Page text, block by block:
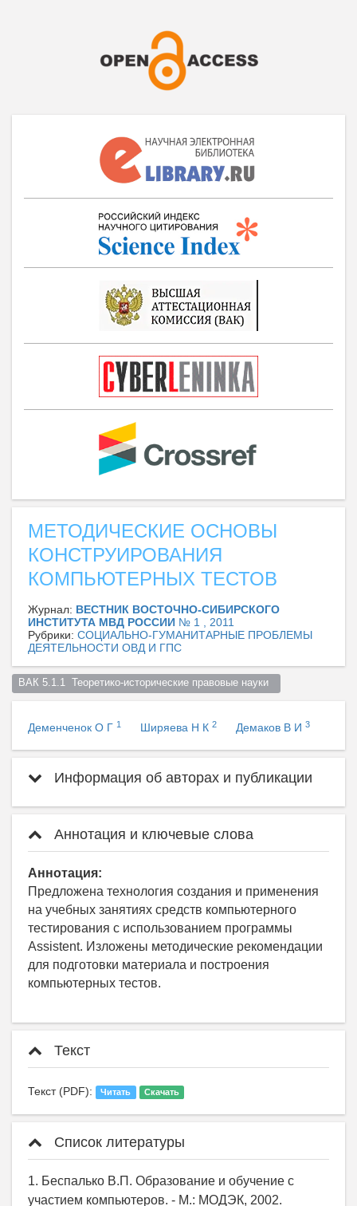
МЕТОДИЧЕСКИЕ ОСНОВЫ
КОНСТРУИРОВАНИЯ
КОМПЬЮТЕРНЫХ ТЕСТОВ
Журнал: ВЕСТНИК ВОСТОЧНО-СИБИРСКОГО
ИНСТИТУТА МВД РОССИИ № 1 , 2011
Рубрики: СОЦИАЛЬНО-ГУМАНИТАРНЫЕ ПРОБЛЕМЫ
ДЕЯТЕЛЬНОСТИ ОВД И ГПС
ВАК 5.1.1  Теоретико-исторические правовые науки
Деменченок О Г 1 Ширяева Н К 2 Демаков В И 3
Информация об авторах и публикации
Аннотация и ключевые слова
Аннотация:
Предложена технология создания и применения
на учебных занятиях средств компьютерного
тестирования с использованием программы
Assistent. Изложены методические рекомендации
для подготовки материала и построения
компьютерных тестов.
Текст
Текст (PDF): Читать Скачать
Список литературы
1. Беспалько В.П. Образование и обучение с
участием компьютеров. - М.: МОДЭК, 2002.